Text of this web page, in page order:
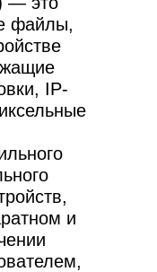
файлы,
IP-
и